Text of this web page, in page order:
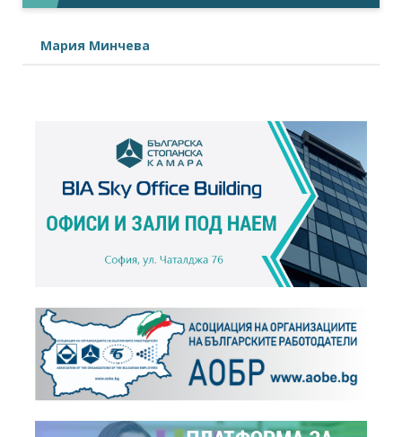
Мария Минчева